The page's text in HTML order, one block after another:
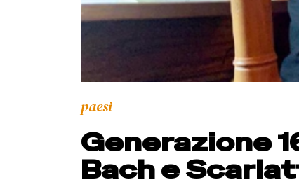
paesi
Generazione
Bach e